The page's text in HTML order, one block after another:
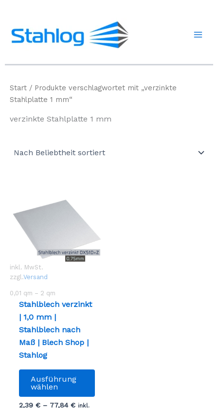
springen
Start / Produkte verschlagwortet mit „verzinkte
Stahlplatte 1 mm“
verzinkte Stahlplatte 1 mm
inkl. MwSt.
zzgl.Versand
0,01 qm – 2 qm
Stahlblech verzinkt
| 1,0 mm |
Stahlblech nach
Maß | Blech Shop |
Stahlog
Ausführung
wählen
Dieses
weist
2,39€ – 77,84€ inkl.